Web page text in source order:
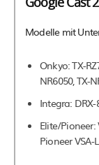
Google Cast
Modelle mit
Onkyo: TX-
NR6050, TX-
Integra: DRX-
Elite/Pioneer:
Pioneer VSA-